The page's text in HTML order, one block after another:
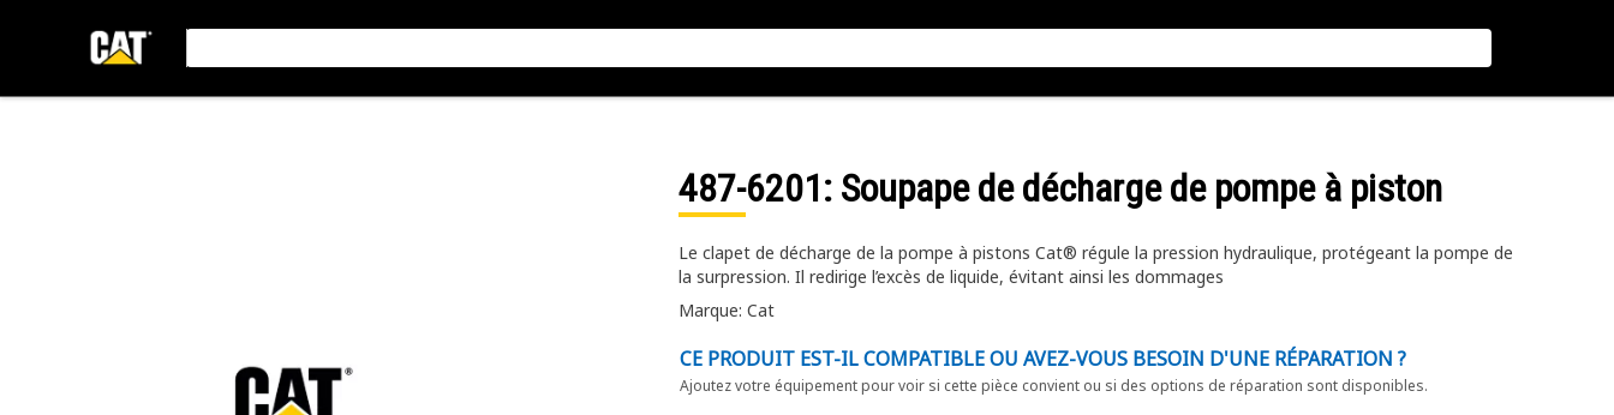
487-6201: Soupape de décharge de pompe à piston
Le clapet de décharge de la pompe à pistons Cat® régule la pression hydraulique, protégeant la pompe de
la surpression. Il redirige l’excès de liquide, évitant ainsi les dommages
Marque: Cat
CE PRODUIT EST-IL COMPATIBLE OU AVEZ-VOUS BESOIN D'UNE RÉPARATION ?
Ajoutez votre équipement pour voir si cette pièce convient ou si des options de réparation sont disponibles.